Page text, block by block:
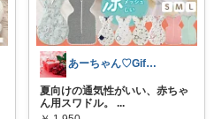
あーちゃん♡Giftで選びたい商品🌹
夏向けの通気性がいい、赤ちゃ
ん用スワドル。
...